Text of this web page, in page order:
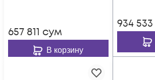
657 811 сум
В корзину
934 533